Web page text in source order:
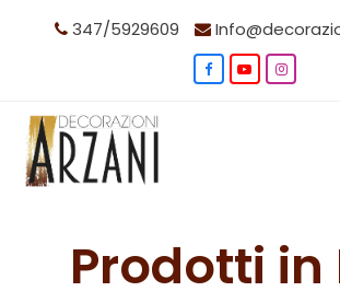
347/5929609
Facebook
YouTube
Prodotti in